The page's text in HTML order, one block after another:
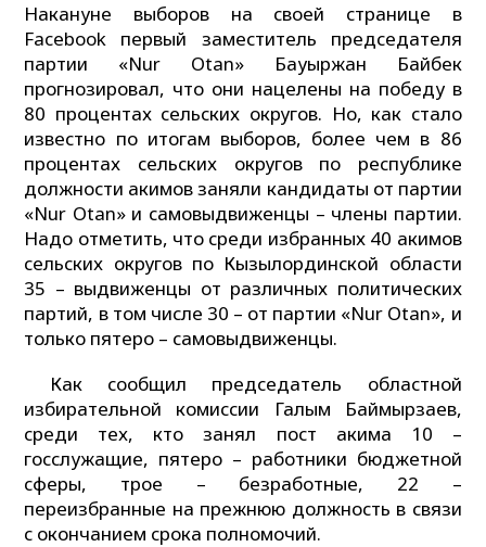
Накануне выборов на своей странице в
Facebook первый заместитель председателя
партии «Nur Otan» Бауыржан Байбек
прогнозировал, что они нацелены на победу в
80 процентах сельских округов. Но, как стало
известно по итогам выборов, более чем в 86
процентах сельских округов по республике
должности акимов заняли кандидаты от партии
«Nur Otan» и самовыдвиженцы – члены партии.
Надо отметить, что среди избранных 40 акимов
сельских округов по Кызылординской области
35 – выдвиженцы от различных политических
партий, в том числе 30 – от партии «Nur Otan», и
только пятеро – самовыдвиженцы.
Как сообщил председатель областной
избирательной комиссии Галым Баймырзаев,
среди тех, кто занял пост акима 10 –
госслужащие, пятеро – работники бюджетной
сферы, трое – безработные, 22 –
переизбранные на прежнюю должность в связи
с окончанием срока полномочий.